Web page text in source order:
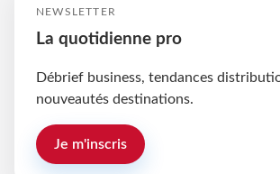
NEWSLETTER
La quotidienne pro
Débrief business, tendances
nouveautés destinations.
Je m'inscris